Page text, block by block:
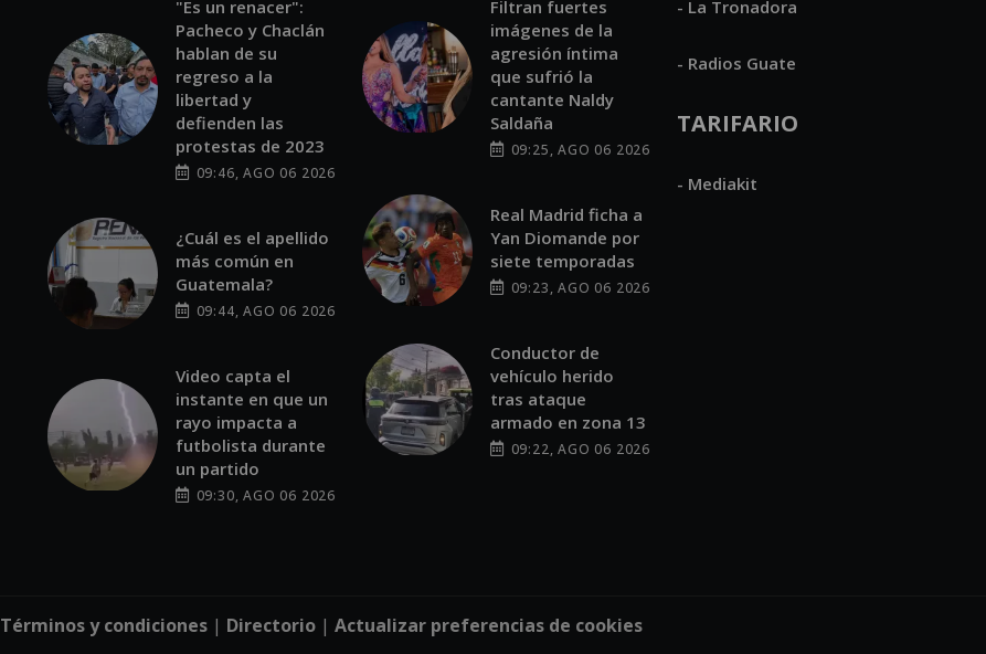
"Es un renacer":
Pacheco y Chaclán
hablan de su
regreso a la
libertad y
defienden las
protestas de 2023
09:46, AGO 06 2026
¿Cuál es el apellido
más común en
Guatemala?
09:44, AGO 06 2026
Video capta el
instante en que un
rayo impacta a
futbolista durante
un partido
09:30, AGO 06 2026
Filtran fuertes
imágenes de la
agresión íntima
que sufrió la
cantante Naldy
Saldaña
09:25, AGO 06 2026
Real Madrid ficha a
Yan Diomande por
siete temporadas
09:23, AGO 06 2026
Conductor de
vehículo herido
tras ataque
armado en zona 13
09:22, AGO 06 2026
- La Tronadora
- Radios Guate
TARIFARIO
- Mediakit
Términos y condiciones | Directorio | Actualizar preferencias de cookies